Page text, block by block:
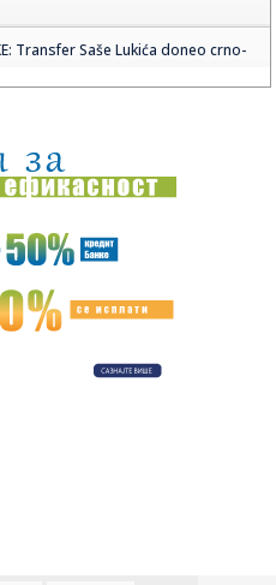
Transfer Saše Lukića doneo crno-
u Čanju, pa uradile nešto što je
aerodromu: Vozač nogom
Eliminisane već na startu
ali mi smo Vojvodina"